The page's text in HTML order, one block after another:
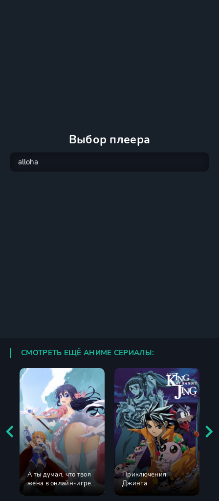
Выбор плеера
СМОТРЕТЬ ЕЩЁ АНИМЕ СЕРИАЛЫ:
А ты думал, что твоя
жена в онлайн-игре
Приключения
Джинга